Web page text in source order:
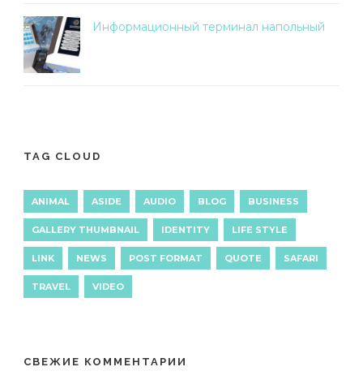
Информационный терминал напольный
TAG CLOUD
ANIMAL ASIDE AUDIO BLOG BUSINESS
GALLERY THUMBNAIL IDENTITY LIFE STYLE
LINK NEWS POST FORMAT QUOTE SAFARI
TRAVEL VIDEO
СВЕЖИЕ КОММЕНТАРИИ